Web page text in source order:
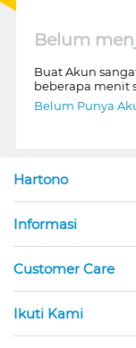
Belum
Buat Akun
beberapa menit
Belum Punya
Hartono
Informasi
Customer Care
Ikuti Kami